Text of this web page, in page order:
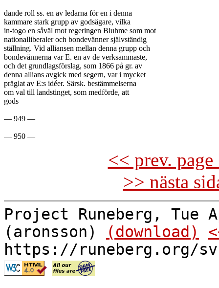
dande roll ss. en av ledarna för en i denna
kammare stark grupp av godsägare, vilka
in-togo en såväl mot regeringen Bluhme som mot
nationalliberaler och bondevänner självständig
ställning. Vid alliansen mellan denna grupp och
bondevännerna var E. en av de verksammaste,
och det grundlagsförslag, som 1866 på gr. av
denna allians avgick med segern, var i mycket
präglat av E:s idéer. Särsk. bestämmelserna
om val till landstinget, som medförde, att
gods
— 949 —
<< prev.
>> nästa
Project Runeberg, Tue
(aronsson)
(download)
https://runeberg.org/